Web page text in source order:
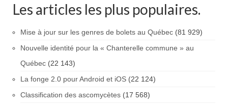
Les articles les plus populaires.
Mise à jour sur les genres de bolets au Québec (81 929)
Nouvelle identité pour la « Chanterelle commune » au
Québec (22 143)
La fonge 2.0 pour Android et iOS (22 124)
Classification des ascomycètes (17 568)